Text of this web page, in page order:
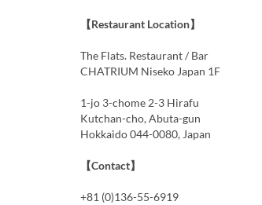
【Restaurant Location】
The Flats. Restaurant / Bar
CHATRIUM Niseko Japan 1F
1-jo 3-chome 2-3 Hirafu
Kutchan-cho, Abuta-gun
Hokkaido 044-0080, Japan
【Contact】
+81 (0)136-55-6919